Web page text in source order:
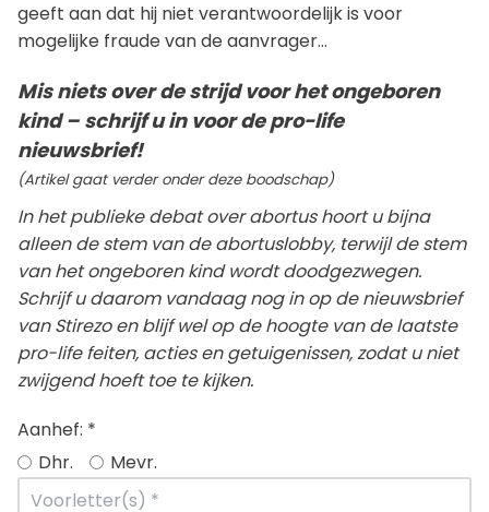
geeft aan dat hij niet verantwoordelijk is voor
mogelijke fraude van de aanvrager…
Mis niets over de strijd voor het ongeboren
kind – schrijf u in voor de pro-life
nieuwsbrief!
(Artikel gaat verder onder deze boodschap)
In het publieke debat over abortus hoort u bijna
alleen de stem van de abortuslobby, terwijl de stem
van het ongeboren kind wordt doodgezwegen.
Schrijf u daarom vandaag nog in op de nieuwsbrief
van Stirezo en blijf wel op de hoogte van de laatste
pro-life feiten, acties en getuigenissen, zodat u niet
zwijgend hoeft toe te kijken.
Aanhef: *
Dhr.
Mevr.